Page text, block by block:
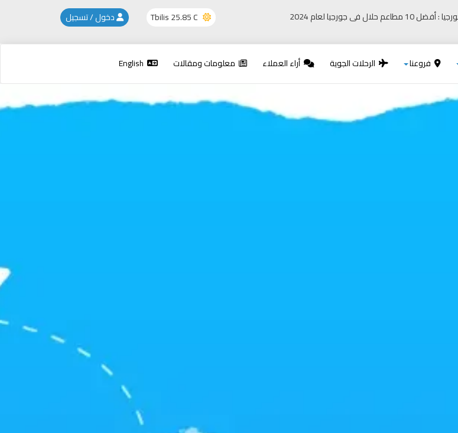
المطاعم الحلال في جورجيا : أفضل 10 مطاعم حلال فى جورجيا لعام 2024 Tbilis25.85 C دخول / تسجيل
فروعنا الرحلات الجوية أراء العملاء معلومات ومقالات